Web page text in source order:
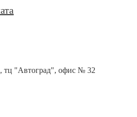
тц "Автоград", офис № 32